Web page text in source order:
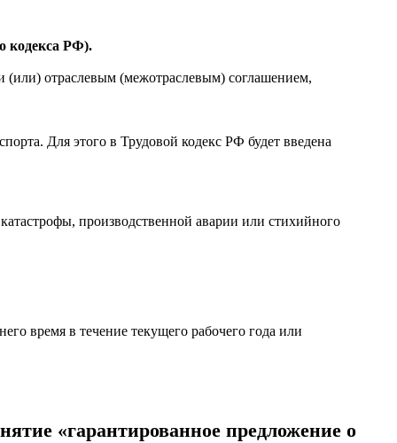
кодекса РФ).
(или) отраслевым (межотраслевым) соглашением,
Для этого в Трудовой кодекс РФ будет введена
производственной аварии или стихийного
время в течение текущего рабочего года или
«гарантированное предложение о